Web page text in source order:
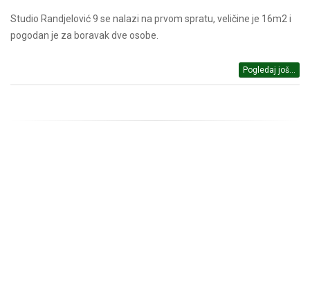
Studio Randjelović 9 se nalazi na prvom spratu, veličine je 16m2 i
pogodan je za boravak dve osobe.
Pogledaj još...